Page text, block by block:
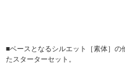
■ベースとなるシルエット［素体］
たスターターセット。